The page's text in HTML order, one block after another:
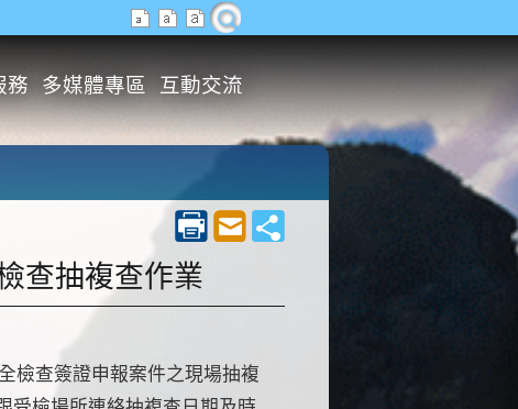
務 多媒體專區 互動交流
查抽複查作業
檢查簽證申報案件之現場抽複